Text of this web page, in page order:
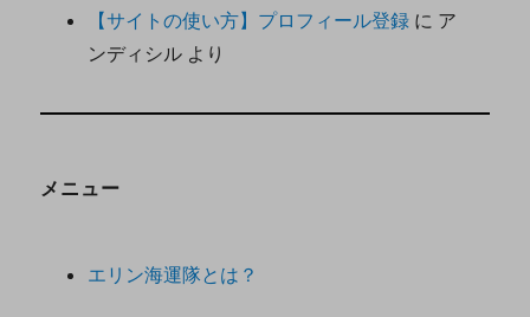
【サイトの使い方】プロフィール登録 に ア
ンディシル より
メニュー
エリン海運隊とは？